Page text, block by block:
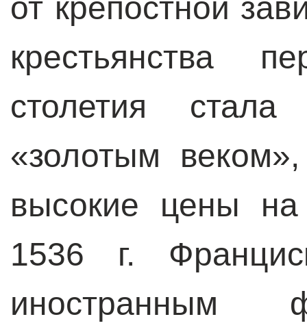
от крепостной
крестьянства
столетия
«золотым
высокие цены
1536 г.
иностранным